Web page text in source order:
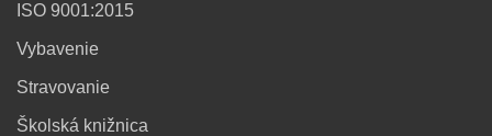
ISO 9001:2015
Vybavenie
Stravovanie
Školská knižnica